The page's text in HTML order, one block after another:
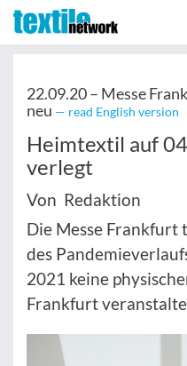
22.09.20 – Messe
neu — read English version
Heimtextil auf
verlegt
Von Redaktion
Die Messe Frankfurt
des
2021 keine
Frankfurt